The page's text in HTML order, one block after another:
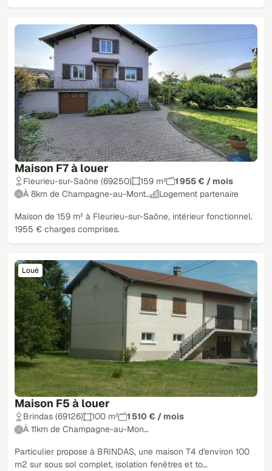
Maison F7 à louer
Fleurieu-sur-Saône (69250) 159 m²
1 955 € / mois
À 8km de Champagne-au-Mont…
Logement partenaire
Maison de 159 m² à Fleurieu-sur-Saône, intérieur fonctionnel.
1955 € charges comprises.
Maison F5 à louer
Loué
Brindas (69126) 100 m²
1 510 € / mois
À 11km de Champagne-au-Mon…
Particulier propose à BRINDAS, une maison T4 d'environ 100
m2 sur sous sol complet, isolation fenêtres et to…